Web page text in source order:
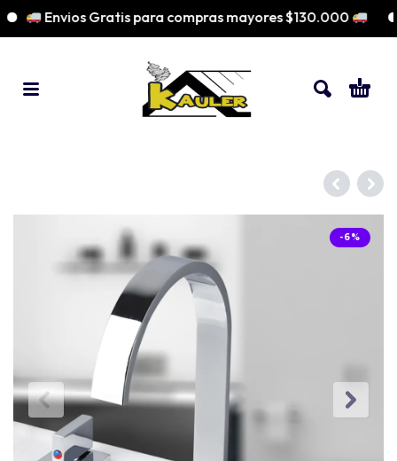
Envios Gratis para compras mayores $130.000
-6%